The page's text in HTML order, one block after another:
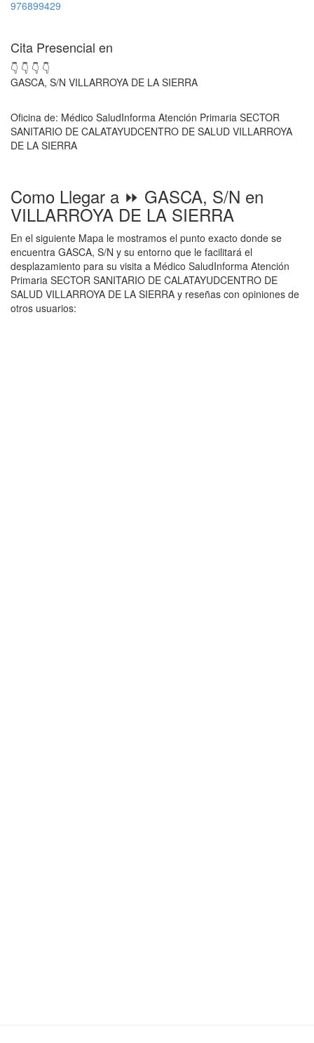
976899429
Cita Presencial en
👇 👇 👇 👇
GASCA, S/N VILLARROYA DE LA SIERRA
Oficina de: Médico SaludInforma Atención Primaria SECTOR
SANITARIO DE CALATAYUDCENTRO DE SALUD VILLARROYA
DE LA SIERRA
Como Llegar a ⏩ GASCA, S/N en
VILLARROYA DE LA SIERRA
En el siguiente Mapa le mostramos el punto exacto donde se
encuentra GASCA, S/N y su entorno que le facilitará el
desplazamiento para su visita a Médico SaludInforma Atención
Primaria SECTOR SANITARIO DE CALATAYUDCENTRO DE
SALUD VILLARROYA DE LA SIERRA y reseñas con opiniones de
otros usuarios: